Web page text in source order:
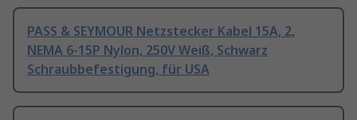
PASS & SEYMOUR Netzstecker Kabel 15A, 2,
NEMA 6-15P Nylon, 250V Weiß, Schwarz
Schraubbefestigung, für USA